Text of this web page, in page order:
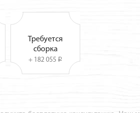
Требуется
сборка
+ 182 055 i